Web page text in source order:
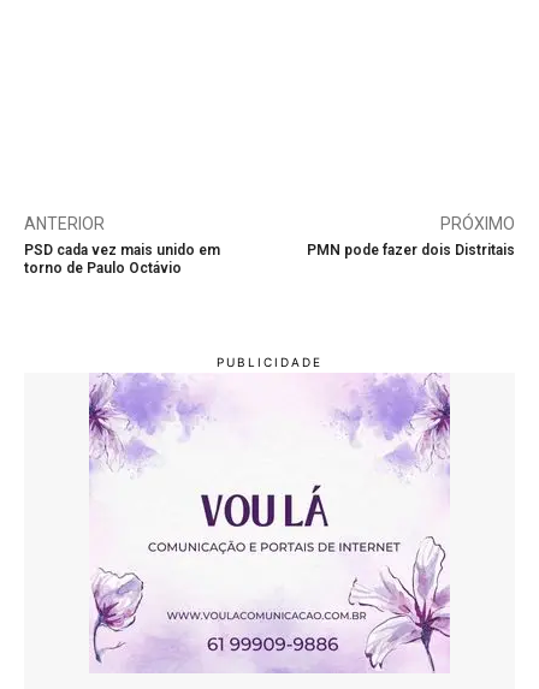
ANTERIOR
PSD cada vez mais unido em
torno de Paulo Octávio
PRÓXIMO
PMN pode fazer dois Distritais